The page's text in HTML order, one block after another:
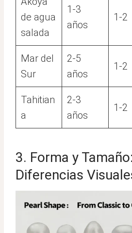
de agua
salada
1-3
años
1-2
Mar del
Sur
2-5
años
1-2
Tahitian
a
2-3
años
1-2
3. Forma y
Diferencias